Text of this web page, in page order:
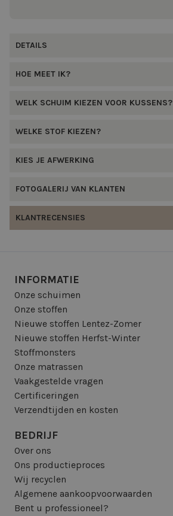
DETAILS
HOE MEET IK?
WELK SCHUIM KIEZEN VOOR KUSSENS?
WELKE STOF KIEZEN?
KIES JE AFWERKING
FOTOGALERIJ VAN KLANTEN
KLANTRECENSIES
INFORMATIE
Onze schuimen
Onze stoffen
Nieuwe stoffen Lentez-Zomer
Nieuwe stoffen Herfst-Winter
Stoffmonsters
Onze matrassen
Vaakgestelde vragen
Certificeringen
Verzendtijden en kosten
BEDRIJF
Over ons
Ons productieproces
Wij recyclen
Algemene aankoopvoorwaarden
Bent u professioneel?